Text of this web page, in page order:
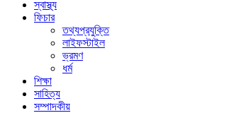
স্বাস্থ্য
ফিচার
তথ্যপ্রযুক্তি
লাইফস্টাইল
ভ্রমণ
ধর্ম
শিক্ষা
সাহিত্য
সম্পাদকীয়